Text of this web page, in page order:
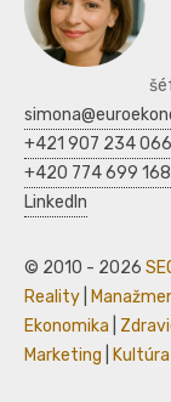
+421 907 234 066
+420 774 699 168
LinkedIn
© 2010 - 2026
Reality
Ekonomika
Marketing
Kultúra